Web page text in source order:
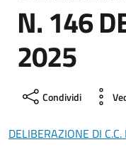
N. 146
2025
Condividi
DELIBERAZIONE DI